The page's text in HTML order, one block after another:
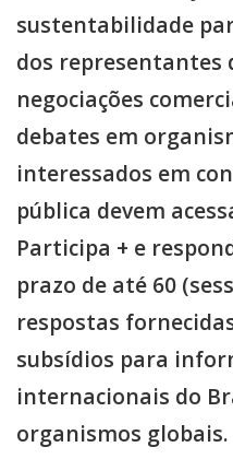
sustentabilidade
dos representantes
negociações
debates em
interessados em
pública devem
Participa + e
prazo de até 60
respostas
subsídios para
internacionais do
organismos globais.